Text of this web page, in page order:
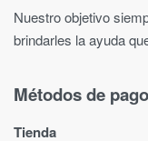
Nuestro objetivo
brindarles la ayuda
Métodos de
Tienda